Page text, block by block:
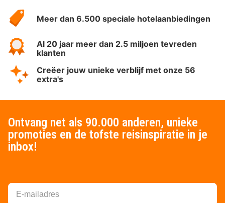
HotelSpecials
Meer dan 6.500 speciale hotelaanbiedingen
Al 20 jaar meer dan 2.5 miljoen tevreden
klanten
Creëer jouw unieke verblijf met onze 56
extra's
Ontvang net als 90.000 anderen, unieke
promoties en de tofste reisinspiratie in je
inbox!